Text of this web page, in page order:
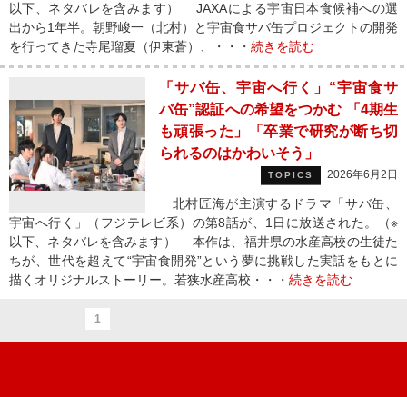
以下、ネタバレを含みます） JAXAによる宇宙日本食候補への選
出から1年半。朝野峻一（北村）と宇宙食サバ缶プロジェクトの開発
を行ってきた寺尾瑠夏（伊東蒼）、・・・ 続きを読む
「サバ缶、宇宙へ行く」“宇宙食サ
バ缶”認証への希望をつかむ 「4期生
も頑張った」「卒業で研究が断ち切
られるのはかわいそう」
TOPICS 2026年6月2日
北村匠海が主演するドラマ「サバ缶、
宇宙へ行く」（フジテレビ系）の第8話が、1日に放送された。（※
以下、ネタバレを含みます） 本作は、福井県の水産高校の生徒た
ちが、世代を超えて“宇宙食開発”という夢に挑戦した実話をもとに
描くオリジナルストーリー。若狭水産高校・・・ 続きを読む
1